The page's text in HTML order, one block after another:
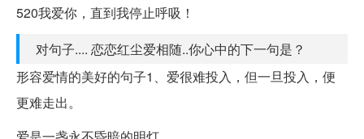
520我爱你，直到我停止呼吸！
对句子.... 恋恋红尘爱相随..你心中的下一句是？
形容爱情的美好的句子1、爱很难投入，但一旦投入，便
更难走出。